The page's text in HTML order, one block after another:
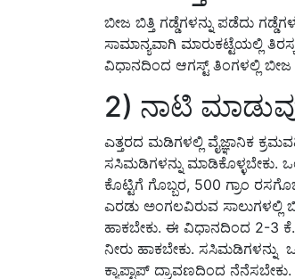
ಬೀಜ ಬಿತ್ತಿ ಗಡ್ಡೆಗಳನ್ನು ಪಡೆದು
ಸಾಮಾನ್ಯವಾಗಿ ಮಾರುಕಟ್ಟೆಯಲ್ಲಿ
ವಿಧಾನದಿಂದ ಆಗಸ್ಟ್ ತಿಂಗಳಲ್ಲಿ ಬೀಜ
2) ನಾಟಿ
ಎತ್ತರದ ಮಡಿಗಳಲ್ಲಿ ವೈಜ್ಞಾನಿಕ
ಸಸಿಮಡಿಗಳನ್ನು ಮಾಡಿಕೊಳ್ಳಬೇಕು.
ಕೊಟ್ಟಿಗೆ ಗೊಬ್ಬರ, 500 ಗ್ರಾಂ
ಎರಡು ಅಂಗಲವಿರುವ ಸಾಲುಗಳಲ್ಲಿ
ಹಾಕಬೇಕು. ಈ ವಿಧಾನದಿಂದ 2-3
ನೀರು ಹಾಕಬೇಕು.
ಕ್ಯಾಪ್ಟಾಪ್ ದ್ರಾವಣದಿಂದ